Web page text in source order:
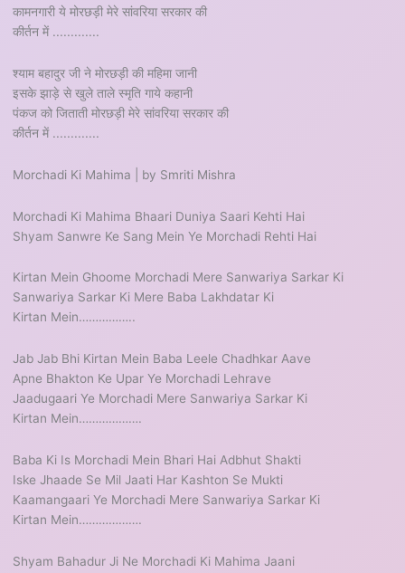
कामनगारी ये मोरछड़ी मेरे सांवरिया सरकार की
कीर्तन में .............
श्याम बहादुर जी ने मोरछड़ी की महिमा जानी
इसके झाड़े से खुले ताले स्मृति गाये कहानी
पंकज को जिताती मोरछड़ी मेरे सांवरिया सरकार की
कीर्तन में .............
Morchadi Ki Mahima | by Smriti Mishra
Morchadi Ki Mahima Bhaari Duniya Saari Kehti Hai
Shyam Sanwre Ke Sang Mein Ye Morchadi Rehti Hai
Kirtan Mein Ghoome Morchadi Mere Sanwariya Sarkar Ki
Sanwariya Sarkar Ki Mere Baba Lakhdatar Ki
Kirtan Mein……………..
Jab Jab Bhi Kirtan Mein Baba Leele Chadhkar Aave
Apne Bhakton Ke Upar Ye Morchadi Lehrave
Jaadugaari Ye Morchadi Mere Sanwariya Sarkar Ki
Kirtan Mein……………….
Baba Ki Is Morchadi Mein Bhari Hai Adbhut Shakti
Iske Jhaade Se Mil Jaati Har Kashton Se Mukti
Kaamangaari Ye Morchadi Mere Sanwariya Sarkar Ki
Kirtan Mein……………….
Shyam Bahadur Ji Ne Morchadi Ki Mahima Jaani